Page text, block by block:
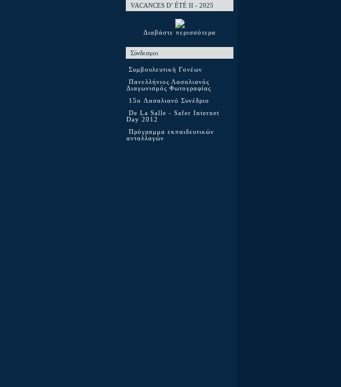
VACANCES D’ ÉTÉ ΙΙ - 2025
Διαβάστε περισσότερα
Σύνδεσμοι
Συμβουλευτική Γονέων
Πανελλήνιος Λασαλιανός
Διαγωνισμός Φωτογραφίας
15o Λασαλιανό Συνέδριο
De La Salle - Safer Internet
Day 2012
Πρόγραμμα εκπαιδευτικών
ανταλλαγών